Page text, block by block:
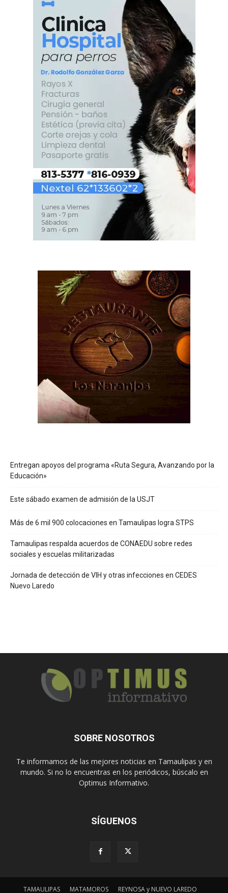
Entregan apoyos del programa «Ruta Segura, Avanzando por la
Educación»
Este sábado examen de admisión de la USJT
Más de 6 mil 900 colocaciones en Tamaulipas logra STPS
Tamaulipas respalda acuerdos de CONAEDU sobre redes
sociales y escuelas militarizadas
Jornada de detección de VIH y otras infecciones en CEDES
Nuevo Laredo
SOBRE NOSOTROS
Te informamos de las mejores noticias en Tamaulipas y en
mundo. Si no lo encuentras en los periódicos, búscalo en
Optimus Informativo.
SÍGUENOS
TAMAULIPAS MATAMOROS REYNOSA y NUEVO LAREDO